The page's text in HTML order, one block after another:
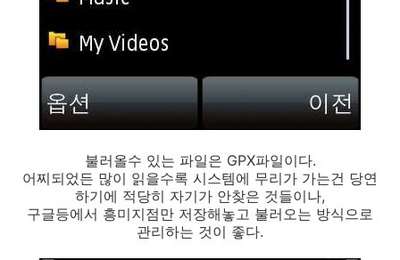
불러올수 있는 파일은 GPX파일이다.
어찌되었든 많이 읽을수록 시스템에 무리가 가는건 당연
하기에 적당히 자기가 안찾은 것들이나,
구글등에서 흥미지점만 저장해놓고 불러오는 방식으로
관리하는 것이 좋다.